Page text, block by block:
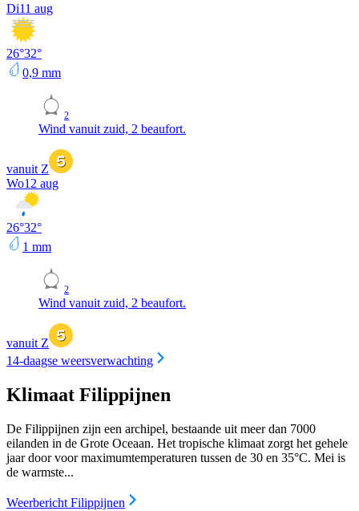
Di11 aug
26°32°
0,9 mm
2
Wind vanuit zuid, 2 beaufort.
vanuit Z
Wo12 aug
26°32°
1 mm
2
Wind vanuit zuid, 2 beaufort.
vanuit Z
14-daagse weersverwachting
Klimaat Filippijnen
De Filippijnen zijn een archipel, bestaande uit meer dan 7000
eilanden in de Grote Oceaan. Het tropische klimaat zorgt het gehele
jaar door voor maximumtemperaturen tussen de 30 en 35°C. Mei is
de warmste...
Weerbericht Filippijnen